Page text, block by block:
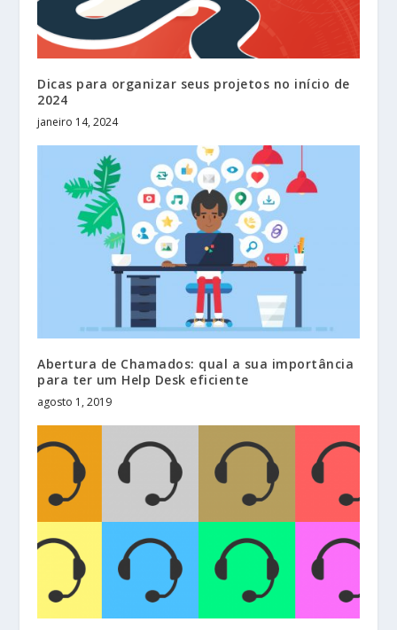
Dicas para organizar seus projetos no início de
2024
janeiro 14, 2024
Abertura de Chamados: qual a sua importância
para ter um Help Desk eficiente
agosto 1, 2019